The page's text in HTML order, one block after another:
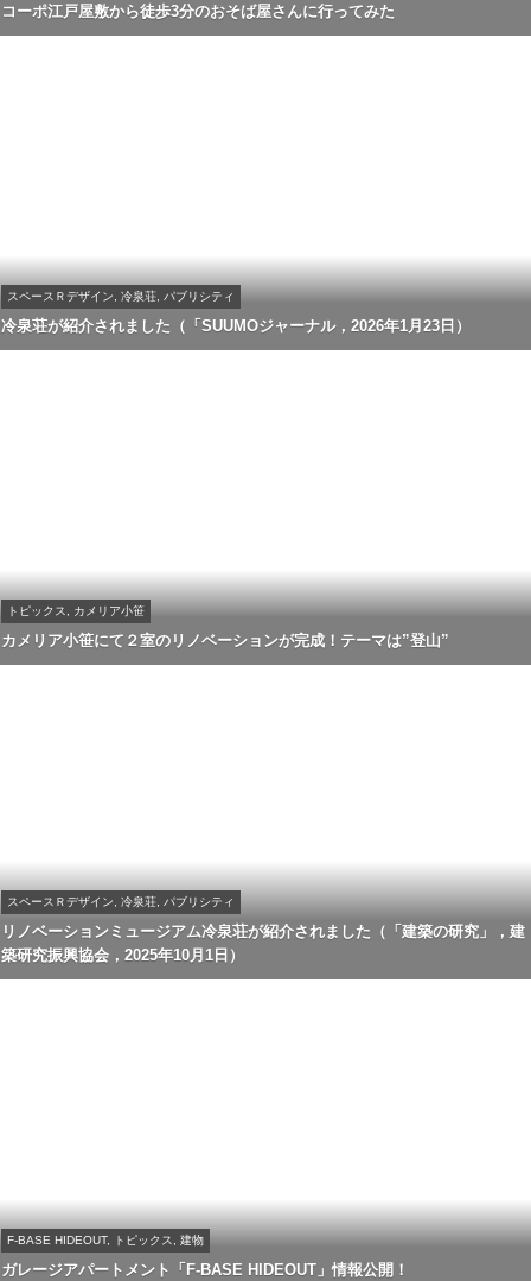
コーポ江戸屋敷から徒歩3分のおそば屋さんに行ってみた
スペースＲデザイン, 冷泉荘, パブリシティ
冷泉荘が紹介されました（「SUUMOジャーナル，2026年1月23日）
トピックス, カメリア小笹
カメリア小笹にて２室のリノベーションが完成！テーマは”登山”
スペースＲデザイン, 冷泉荘, パブリシティ
リノベーションミュージアム冷泉荘が紹介されました（「建築の研究」，建
築研究振興協会，2025年10月1日）
F-BASE HIDEOUT, トピックス, 建物
ガレージアパートメント「F-BASE HIDEOUT」情報公開！